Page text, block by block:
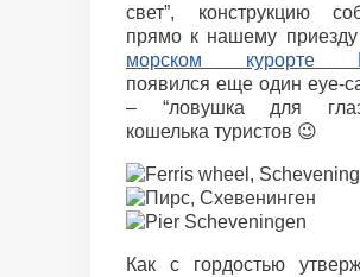
свет”, конструкцию
прямо к нашему
морском курорте
появился еще один eye-
– “ловушка для
кошелька туристов 😉
Как с гордостью